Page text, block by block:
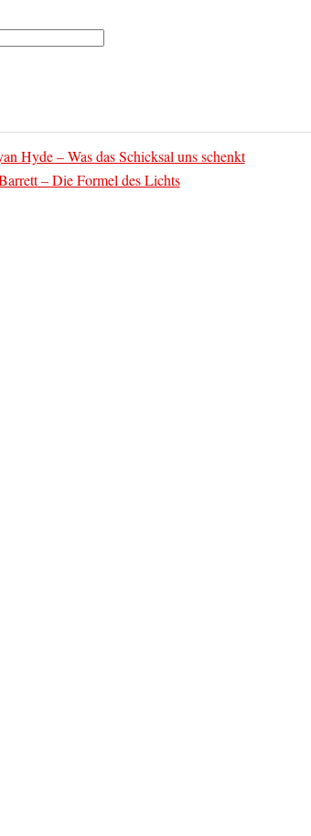
Hyde – Was das Schicksal uns schenkt
– Die Formel des Lichts